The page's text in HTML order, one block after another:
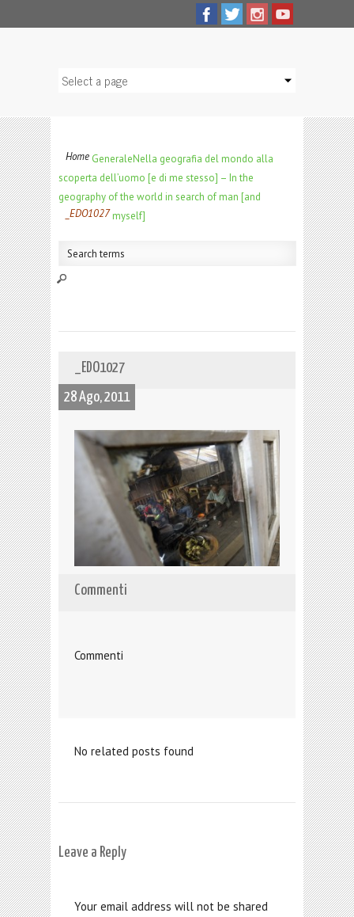
Home GeneraleNella geografia del mondo alla
scoperta dell’uomo [e di me stesso] – In the
geography of the world in search of man [and
myself]
_EDO1027
_EDO1027
28 Ago, 2011
Commenti
Commenti
No related posts found
Leave a Reply
Your email address will not be shared